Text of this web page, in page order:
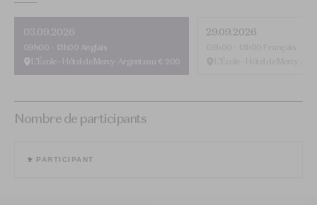
03.09.2026
09h00 - 13h00 Anglais
L’École – Hôtel de Mercy-Argenteau € 200
29.09.2026
Nombre de participants
1 PARTICIPANT